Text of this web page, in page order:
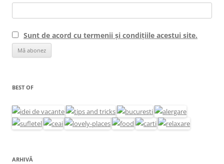
Sunt de acord cu termenii și condițiile acestui site.
BEST OF
ARHIVĂ